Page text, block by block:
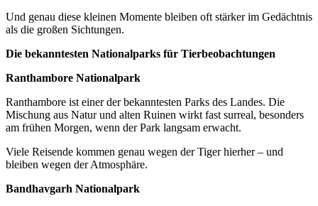
Und genau diese kleinen Momente bleiben oft stärker im Gedächtnis
als die großen Sichtungen.
Die bekanntesten Nationalparks für Tierbeobachtungen
Ranthambore Nationalpark
Ranthambore ist einer der bekanntesten Parks des Landes. Die
Mischung aus Natur und alten Ruinen wirkt fast surreal, besonders
am frühen Morgen, wenn der Park langsam erwacht.
Viele Reisende kommen genau wegen der Tiger hierher – und
bleiben wegen der Atmosphäre.
Bandhavgarh Nationalpark